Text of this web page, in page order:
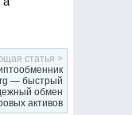
статья >
— быстрый
обмен
активов